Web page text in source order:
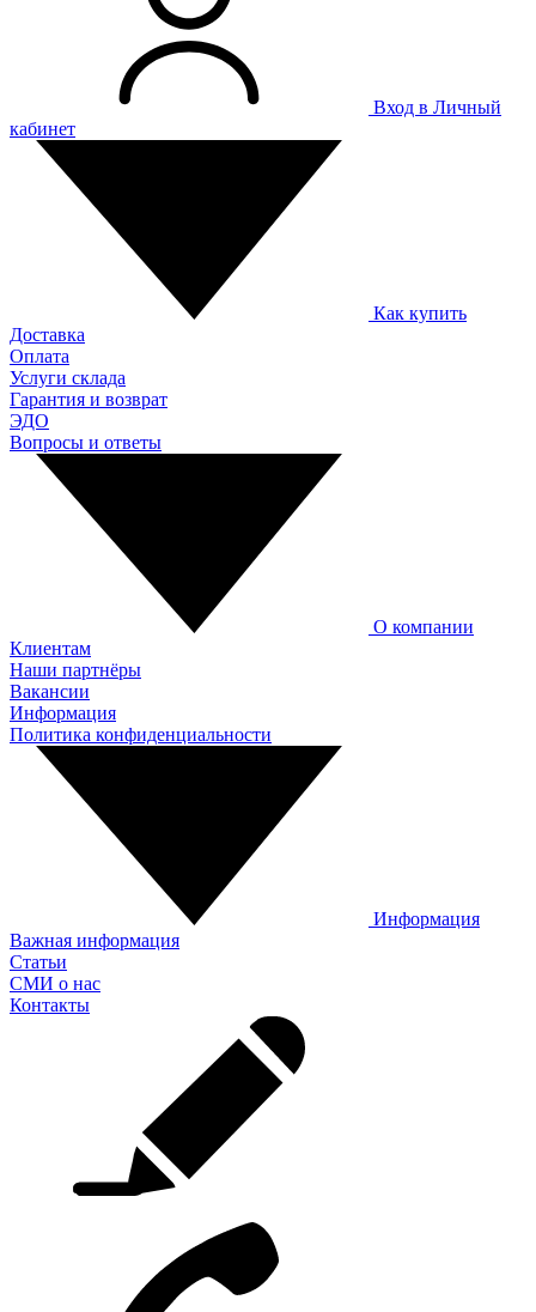
Вход в Личный
кабинет
Как купить
Доставка
Оплата
Услуги склада
Гарантия и возврат
ЭДО
Вопросы и ответы
О компании
Клиентам
Наши партнёры
Вакансии
Информация
Политика конфиденциальности
Информация
Важная информация
Статьи
СМИ о нас
Контакты